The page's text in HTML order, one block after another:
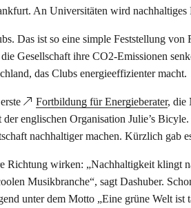
An Universitäten wird nachhaltiges
Das ist so eine simple Feststellung von
Gesellschaft ihre CO2-Emissionen
das Clubs energieeffizienter macht.
Fortbildung für Energieberater, die
englischen Organisation Julie’s
nachhaltiger machen. Kürzlich gab
Richtung wirken: „Nachhaltigkeit klingt
Musikbranche“, sagt Dashuber.
unter dem Motto „Eine grüne Welt ist